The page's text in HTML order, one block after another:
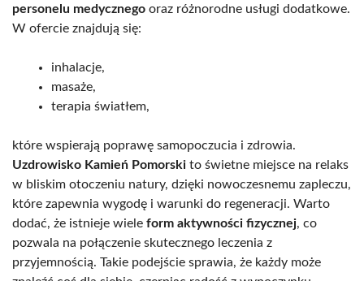
personelu medycznego oraz różnorodne usługi dodatkowe.
W ofercie znajdują się:
inhalacje,
masaże,
terapia światłem,
które wspierają poprawę samopoczucia i zdrowia.
Uzdrowisko Kamień Pomorski to świetne miejsce na relaks
w bliskim otoczeniu natury, dzięki nowoczesnemu zapleczu,
które zapewnia wygodę i warunki do regeneracji. Warto
dodać, że istnieje wiele form aktywności fizycznej, co
pozwala na połączenie skutecznego leczenia z
przyjemnością. Takie podejście sprawia, że każdy może